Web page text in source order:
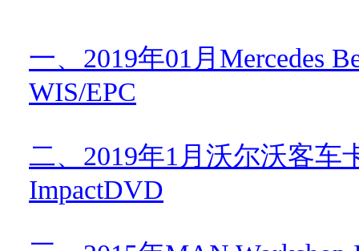
一、 2019年01 月 Mercedes
WIS/EPC
二、 2019年1 月沃尔沃客车
ImpactDVD